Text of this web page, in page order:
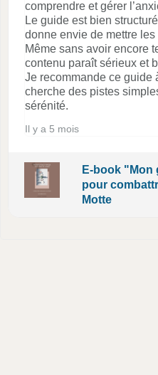
comprendre et gérer
Le guide est bien
donne envie de mettre
Même sans avoir encore
contenu paraît sérieux et
Je recommande ce guide
cherche des pistes
sérénité.
Il y a 5 mois
E-book "Mon
pour
Motte